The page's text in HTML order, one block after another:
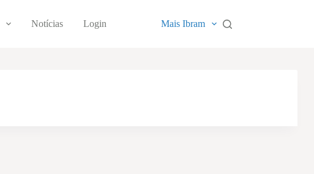
Notícias Login Mais Ibram